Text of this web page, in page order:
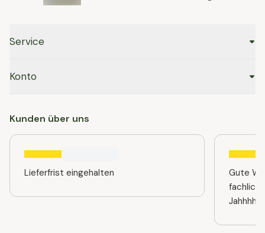
Service
Konto
Kunden über uns
Lieferfrist eingehalten
Gute
fachlich